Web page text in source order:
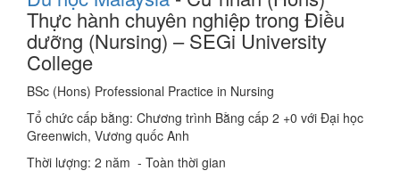
Thực hành chuyên nghiệp trong Điều
dưỡng (Nursing) – SEGi University
College
BSc (Hons) Professional Practice in Nursing
Tổ chức cấp bằng: Chương trình Bằng cấp 2 +0 với Đại học
Greenwich, Vương quốc Anh
Thời lượng: 2 năm - Toàn thời gian